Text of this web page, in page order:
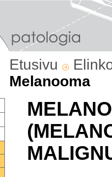
Etusivu
Melanooma